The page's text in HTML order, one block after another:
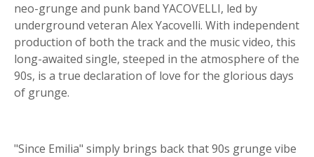
neo-grunge and punk band YACOVELLI, led by
underground veteran Alex Yacovelli. With independent
production of both the track and the music video, this
long-awaited single, steeped in the atmosphere of the
90s, is a true declaration of love for the glorious days
of grunge.
"Since Emilia" simply brings back that 90s grunge vibe